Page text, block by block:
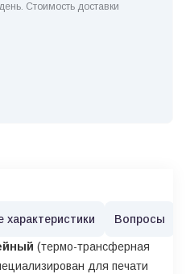
Стоимость доставки
характеристики Вопросы
(термо-трансферная
для печати